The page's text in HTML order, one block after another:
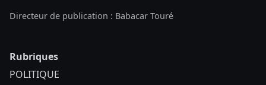
Directeur de publication : Babacar Touré
Rubriques
POLITIQUE